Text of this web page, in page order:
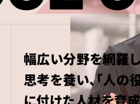
幅広い分野を網羅
思考を養い、「人の
に付けた人材を育成